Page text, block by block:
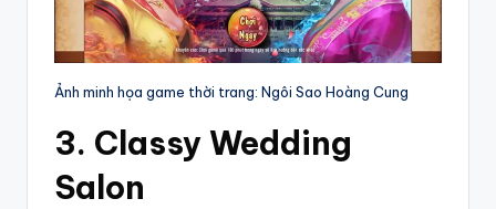
Ảnh minh họa game thời trang: Ngôi Sao Hoàng Cung
3. Classy Wedding
Salon